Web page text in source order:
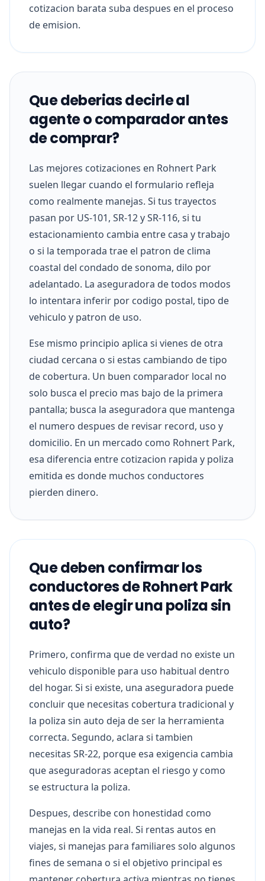
cotizacion barata suba despues en el proceso
de emision.
Que deberias decirle al
agente o comparador antes
de comprar?
Las mejores cotizaciones en Rohnert Park
suelen llegar cuando el formulario refleja
como realmente manejas. Si tus trayectos
pasan por US-101, SR-12 y SR-116, si tu
estacionamiento cambia entre casa y trabajo
o si la temporada trae el patron de clima
coastal del condado de sonoma, dilo por
adelantado. La aseguradora de todos modos
lo intentara inferir por codigo postal, tipo de
vehiculo y patron de uso.
Ese mismo principio aplica si vienes de otra
ciudad cercana o si estas cambiando de tipo
de cobertura. Un buen comparador local no
solo busca el precio mas bajo de la primera
pantalla; busca la aseguradora que mantenga
el numero despues de revisar record, uso y
domicilio. En un mercado como Rohnert Park,
esa diferencia entre cotizacion rapida y poliza
emitida es donde muchos conductores
pierden dinero.
Que deben confirmar los
conductores de Rohnert Park
antes de elegir una poliza sin
auto?
Primero, confirma que de verdad no existe un
vehiculo disponible para uso habitual dentro
del hogar. Si si existe, una aseguradora puede
concluir que necesitas cobertura tradicional y
la poliza sin auto deja de ser la herramienta
correcta. Segundo, aclara si tambien
necesitas SR-22, porque esa exigencia cambia
que aseguradoras aceptan el riesgo y como
se estructura la poliza.
Despues, describe con honestidad como
manejas en la vida real. Si rentas autos en
viajes, si manejas para familiares solo algunos
fines de semana o si el objetivo principal es